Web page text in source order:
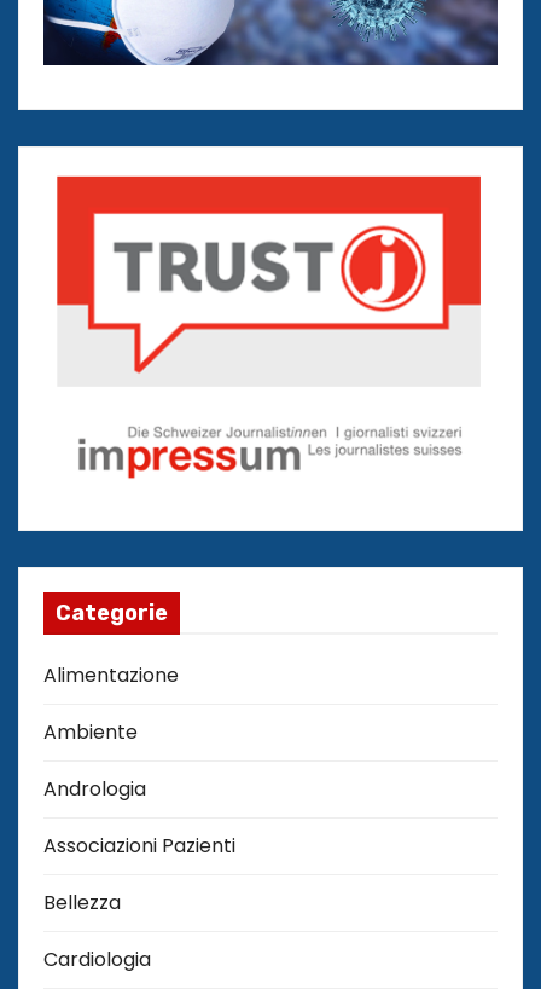
Categorie
Alimentazione
Ambiente
Andrologia
Associazioni Pazienti
Bellezza
Cardiologia